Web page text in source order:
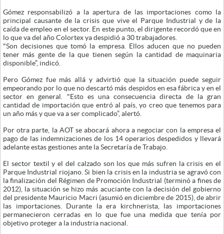
Gómez responsabilizó a la apertura de las importaciones como la
principal causante de la crisis que vive el Parque Industrial y de la
caída de empleo en el sector. En este punto, el dirigente recordó que en
lo que va del año Colortex ya despidió a 30 trabajadores.
"Son decisiones que tomó la empresa. Ellos aducen que no pueden
tener más gente de la que tienen según la cantidad de maquinaria
disponible”, indicó.
Pero Gómez fue más allá y advirtió que la situación puede seguir
empeorando por lo que no descartó más despidos en esa fábrica y en el
sector en general. "Esto es una consecuencia directa de la gran
cantidad de importación que entró al país, yo creo que tenemos para
un año más y que va a ser complicado”, alertó.
Por otra parte, la AOT se abocará ahora a negociar con la empresa el
pago de las indemnizaciones de los 14 operarios despedidos y llevará
adelante estas gestiones ante la Secretaría de Trabajo.
El sector textil y el del calzado son los que más sufren la crisis en el
Parque Industrial riojano. Si bien la crisis en la industria se agravó con
la finalización del Régimen de Promoción Industrial (terminó a fines de
2012), la situación se hizo más acuciante con la decisión del gobierno
del presidente Mauricio Macri (asumió en diciembre de 2015), de abrir
las importaciones. Durante la era kirchnerista, las importaciones
permanecieron cerradas en lo que fue una medida que tenía por
objetivo proteger a la industria nacional.